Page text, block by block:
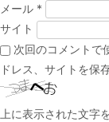
メール *
サイト
次回のコメントで
ドレス、サイトを保
上に表示された文字